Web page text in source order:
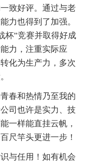
致好评。通过与老
力也得到了加强。
杯”竞赛并取得好成
力，注重实际应
化为生产力，多次
春和热情乃至我的
司也许是实力、技
一样能直挂云帆，
尺竿头更进一步！
与任用！如有机会